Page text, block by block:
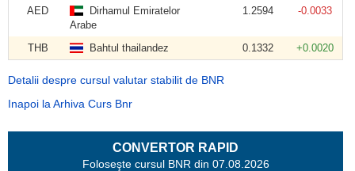
AED
Dirhamul Emiratelor
Arabe
1.2594 -0.0033
THB Bahtul thailandez 0.1332 +0.0020
Detalii despre cursul valutar stabilit de BNR
Inapoi la Arhiva Curs Bnr
CONVERTOR RAPID
Foloseşte cursul BNR din 07.08.2026